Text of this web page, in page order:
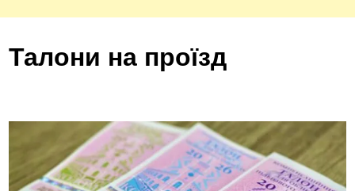
Талони на проїзд